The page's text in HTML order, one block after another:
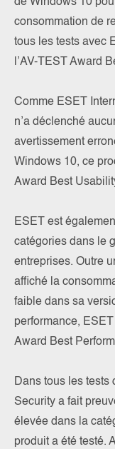
de Windows 10
consommation de
tous les tests avec
l’AV-TEST Award
Comme ESET
n’a déclenché
avertissement
Windows 10, ce
Award Best
ESET est
catégories dans le
entreprises. Outre
affiché la
faible dans sa
performance,
Award Best
Dans tous les tests
Security a fait
élevée dans la
produit a été testé.